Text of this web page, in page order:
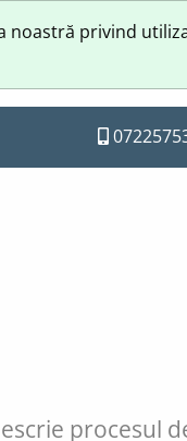
noastră privind
procesul